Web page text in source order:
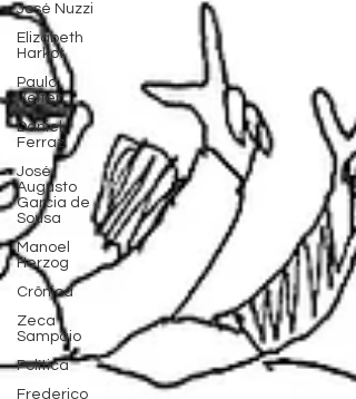
José Nuzzi
Elizabeth
Harkot
Paulo
Velten
Daniel
Ferraz
José
Augusto
Garcia de
Sousa
Manoel
Herzog
Crônica
Zeca
Sampaio
Política
Frederico